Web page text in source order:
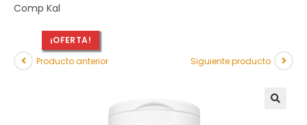
Comp Kal
¡OFERTA!
Producto anterior
Siguiente producto